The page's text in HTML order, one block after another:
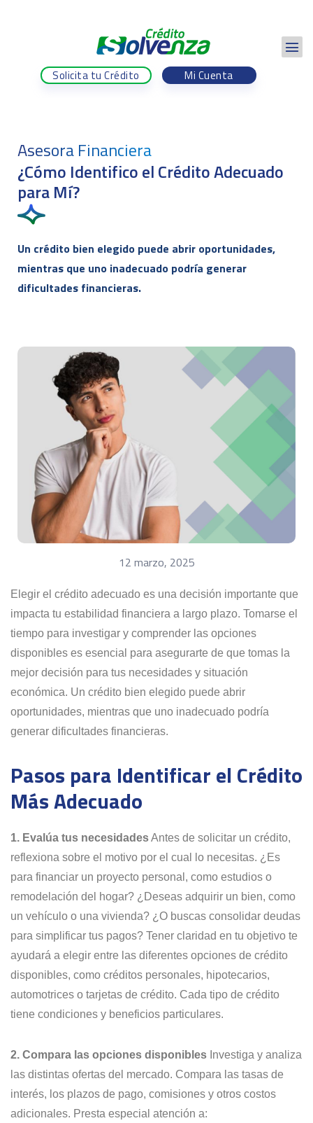
Solicita tu Crédito Mi Cuenta
Asesora Financiera
¿Cómo Identifico el Crédito Adecuado
para Mí?
Un crédito bien elegido puede abrir oportunidades,
mientras que uno inadecuado podría generar
dificultades financieras.
12 marzo, 2025
Elegir el crédito adecuado es una decisión importante que
impacta tu estabilidad financiera a largo plazo. Tomarse el
tiempo para investigar y comprender las opciones
disponibles es esencial para asegurarte de que tomas la
mejor decisión para tus necesidades y situación
económica. Un crédito bien elegido puede abrir
oportunidades, mientras que uno inadecuado podría
generar dificultades financieras.
Pasos para Identificar el Crédito
Más Adecuado
1. Evalúa tus necesidadesAntes de solicitar un crédito,
reflexiona sobre el motivo por el cual lo necesitas. ¿Es
para financiar un proyecto personal, como estudios o
remodelación del hogar? ¿Deseas adquirir un bien, como
un vehículo o una vivienda? ¿O buscas consolidar deudas
para simplificar tus pagos? Tener claridad en tu objetivo te
ayudará a elegir entre las diferentes opciones de crédito
disponibles, como créditos personales, hipotecarios,
automotrices o tarjetas de crédito. Cada tipo de crédito
tiene condiciones y beneficios particulares.
2. Compara las opciones disponibles Investiga y analiza
las distintas ofertas del mercado. Compara las tasas de
interés, los plazos de pago, comisiones y otros costos
adicionales. Presta especial atención a: